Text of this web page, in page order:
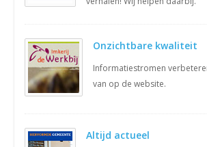
Onzichtbare kwaliteit
Informatiestromen
van op de website.
Altijd actueel